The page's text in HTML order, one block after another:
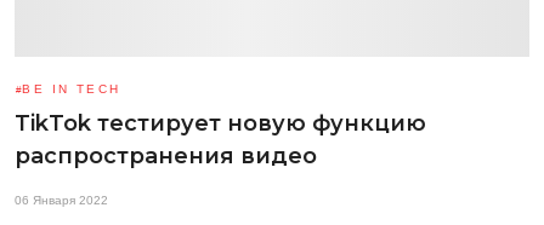
BE IN TECH
TikTok тестирует новую функцию
распространения видео
06 Января 2022